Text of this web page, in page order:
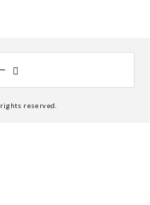
reserved.